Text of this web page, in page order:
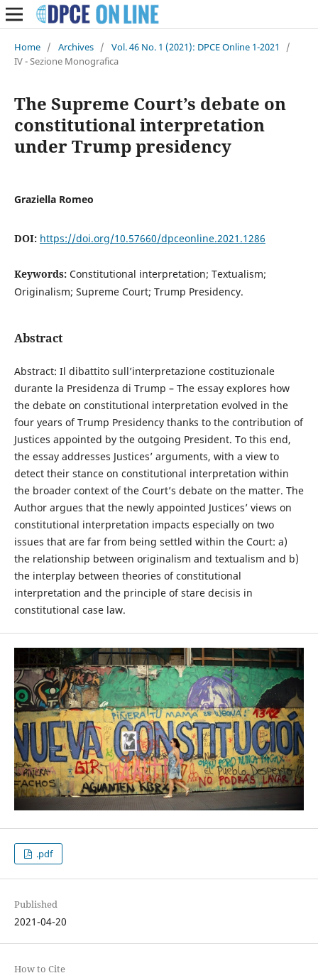
Home / Archives / Vol. 46 No. 1 (2021): DPCE Online 1-2021
/
IV - Sezione Monografica
The Supreme Court’s debate on
constitutional interpretation
under Trump presidency
Graziella Romeo
DOI: https://doi.org/10.57660/dpceonline.2021.1286
Keywords: Constitutional interpretation; Textualism;
Originalism; Supreme Court; Trump Presidency.
Abstract
Abstract: Il dibattito sull’interpretazione costituzionale
durante la Presidenza di Trump – The essay explores how
the debate on constitutional interpretation evolved in the
four years of Trump Presidency thanks to the contribution of
Justices appointed by the outgoing President. To this end,
the essay addresses Justices’ arguments, with a view to
detect their stance on constitutional interpretation within
the broader context of the Court’s debate on the matter. The
Author argues that the newly appointed Justices’ views on
constitutional interpretation impacts especially on two
issues that are far from being settled within the Court: a)
the relationship between originalism and textualism and b)
the interplay between theories of constitutional
interpretation and the principle of stare decisis in
constitutional case law.
.pdf
Published
2021-04-20
How to Cite